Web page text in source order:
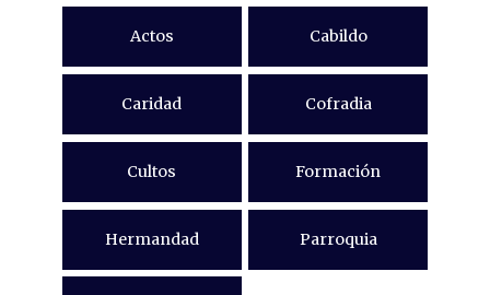
Actos Cabildo
Caridad Cofradia
Cultos Formación
Hermandad Parroquia